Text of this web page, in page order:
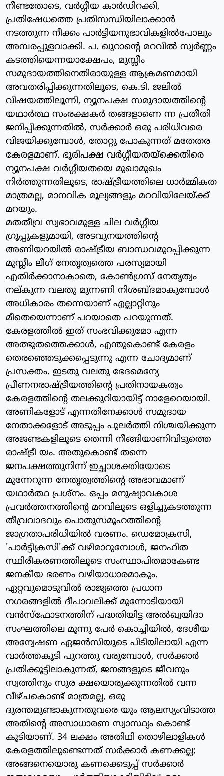
നീണ്ടതോടെ, വര്‍ഗ്ഗീയ കാര്‍ഡിറക്കി,
പ്രതിഷേധത്തെ പ്രതിസന്ധിയിലാക്കാന്‍
നടത്തുന്ന നീക്കം പാര്‍ട്ടിയനുഭാവികളില്‍പോലും
അമ്പരപ്പുളവാക്കി. പ. ഖുറാന്റെ മറവില്‍ സ്വര്‍ണ്ണം
കടത്തിയെന്നയാക്ഷേപം, മുസ്ലീം
സമുദായത്തിനെതിരായുള്ള ആക്രമണമായി
അവതരിപ്പിക്കുന്നതിലൂടെ, കെ.ടി. ജലില്‍
വിഷയത്തിലൂന്നി, ന്യൂനപക്ഷ സമുദായത്തിന്റെ
യഥാര്‍ത്ഥ സംരക്ഷകര്‍ തങ്ങളാണെ ന്ന പ്രതീതി
ജനിപ്പിക്കുന്നതില്‍, സര്‍ക്കാര്‍ ഒരു പരിധിവരെ
വിജയിക്കുമ്പോള്‍, തോറ്റു പോകുന്നത് മതേതര
കേരളമാണ്. ഭൂരിപക്ഷ വര്‍ഗ്ഗീയതയ്‌ക്കെതിരെ
ന്യൂനപക്ഷ വര്‍ഗ്ഗീയതയെ മുഖാമുഖം
നിര്‍ത്തുന്നതിലൂടെ, രാഷ്ട്രീയത്തിലെ ധാര്‍മ്മികത
മാത്രമല്ല, മാനവിക മൂല്യങ്ങളും മറവിയിലേയ്ക്ക്
മറയും.
മതതീവ്ര സ്വഭാവമുള്ള ചില വര്‍ഗ്ഗീയ
ഗ്രൂപ്പുകളുമായി, അടവുനയത്തിന്റെ
അണിയറയില്‍ രാഷ്ട്രീയ ബാന്ധവമുറപ്പിക്കുന്ന
മുസ്ലീം ലീഗ് നേതൃത്വത്തെ പരസ്യമായി
എതിര്‍ക്കാനാകാതെ, കോണ്‍ഗ്രസ് നേതൃത്വം
നല്കുന്ന വലതു മുന്നണി നിശബ്ദമാകുമ്പോള്‍
അധികാരം തന്നെയാണ് എല്ലാറ്റിനും
മീതെയെന്നാണ് പറയാതെ പറയുന്നത്.
കേരളത്തില്‍ ഇത് സംഭവിക്കുമോ എന്ന
അത്ഭുതത്തെക്കാള്‍, എന്തുകൊണ്ട് കേരളം
തെരഞ്ഞെടുക്കപ്പെടുന്നു എന്ന ചോദ്യമാണ്
പ്രസക്തം. ഇടതു വലതു ഭേദമെന്യേ
പ്രീണനരാഷ്ട്രീയത്തിന്റെ പ്രതിനായകത്വം
കേരളത്തിന്റെ തലക്കുറിയായിട്ട് നാളേറെയായി.
അണികളോട് എന്നതിനേക്കാള്‍ സമുദായ
നേതാക്കളോട് അടുപ്പം പുലര്‍ത്തി നിശ്ചയിക്കുന്ന
അജണ്ടകളിലൂടെ തെന്നി നീങ്ങിയാണിവിടുത്തെ
രാഷ്ട്രീ യം. അതുകൊണ്ട് തന്നെ
ജനപക്ഷത്തുനിന്ന് ഇച്ഛാശക്തിയോടെ
മുന്നേറുന്ന നേതൃത്വത്തിന്റെ അഭാവമാണ്
യഥാര്‍ത്ഥ പ്രശ്‌നം. ഒപ്പം മനുഷ്യാവകാശ
പ്രവര്‍ത്തനത്തിന്റെ മറവിലൂടെ ഒളിച്ചുകടത്തുന്ന
തീവ്രവാദവും പൊതുസമൂഹത്തിന്റെ
ജാഗ്രതാപരിധിയില്‍ വരണം. ഡെമോക്രസി,
'പാര്‍ട്ടിക്രസി'ക്ക് വഴിമാറുമ്പോള്‍, ജനഹിത
സ്ഥിരീകരണത്തിലൂടെ സംസ്ഥാപിതമാകേണ്ട
ജനകീയ ഭരണം വഴിയാധാരമാകും.
ഏറ്റവുമൊടുവില്‍ രാജ്യത്തെ പ്രധാന
നഗരങ്ങളില്‍ ദീപാവലിക്ക് മുന്നോടിയായി
വന്‍സ്‌ഫോടനത്തിന് പദ്ധതിയിട്ട അല്‍ഖ്വയിദാ
സംഘത്തിലെ മൂന്നു പേര്‍ കൊച്ചിയില്‍, ദേശീയ
അന്വേഷണ ഏജന്‍സിയുടെ പിടിയിലായി എന്ന
വാര്‍ത്തകൂടി പുറത്തു വരുമ്പോള്‍, സര്‍ക്കാര്‍
പ്രതിക്കൂട്ടിലാകുന്നത്, ജനങ്ങളുടെ ജീവനും
സ്വത്തിനും സുര ക്ഷയൊരുക്കുന്നതില്‍ വന്ന
വീഴ്ചകൊണ്ട് മാത്രമല്ല, ഒരു
ദുരന്തമുണ്ടാകുന്നതുവരെ യും ആലസ്യംവിടാത്ത
അതിന്റെ അസാധാരണ സ്വാസ്ഥ്യം കൊണ്ട്
കൂടിയാണ്. 34 ലക്ഷം അതിഥി തൊഴിലാളികള്‍
കേരളത്തിലുണ്ടെന്നത് സര്‍ക്കാര്‍ കണക്കല്ല;
അങ്ങനെയൊരു കണക്കെടുപ്പ് സര്‍ക്കാര്‍